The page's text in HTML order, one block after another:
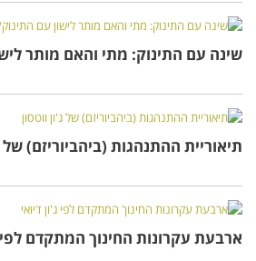
שינה עם התינוק: מתי והאם מותר
תיאוריית ההתנהגות (ביהביוריזם) של
ארבעת עקרונות החינוך המתקדם לפי